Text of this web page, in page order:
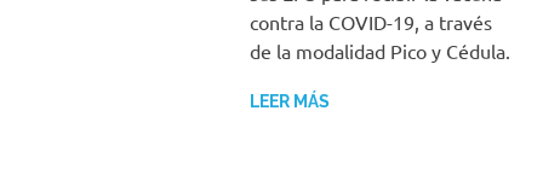
contra la COVID-19, a través
de la modalidad Pico y Cédula.
LEER MÁS